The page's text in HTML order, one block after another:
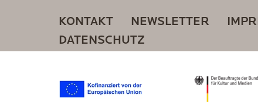
KONTAKT NEWSLETTER
DATENSCHUTZ